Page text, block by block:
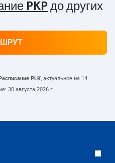
PKP до других
PLK, актуальное на 14
30 августа 2026 г..